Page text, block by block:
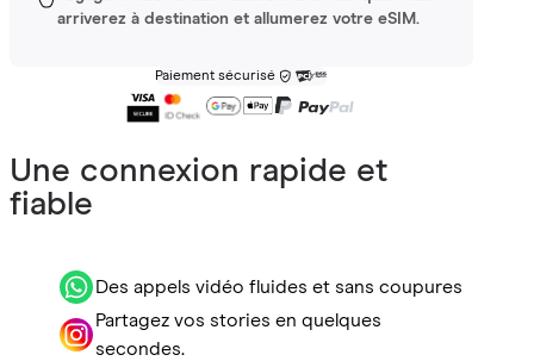
arriverez à destination et allumerez votre eSIM.
Paiement sécurisé
Une connexion rapide et
fiable
Des appels vidéo fluides et sans coupures
Partagez vos stories en quelques
secondes.